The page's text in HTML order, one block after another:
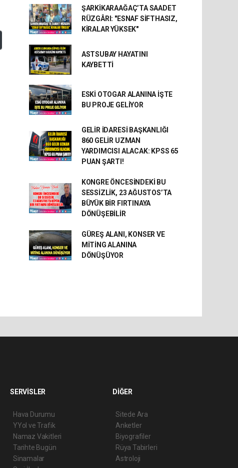
ŞARKİKARAAĞAÇ’TA SAADET
RÜZGÂRI: "ESNAF SİFTHASIZ,
KİRALAR YÜKSEK"
ASTSUBAY HAYATINI
KAYBETTİ
ESKİ OTOGAR ALANINA İŞTE
BU PROJE GELİYOR
GELİR İDARESİ BAŞKANLIĞI
860 GELİR UZMAN
YARDIMCISI ALACAK: KPSS 65
PUAN ŞARTI!
KONGRE ÖNCESİNDEKİ BU
SESSİZLİK, 23 AĞUSTOS’TA
BÜYÜK BİR FIRTINAYA
DÖNÜŞEBİLİR
GÜREŞ ALANI, KONSER VE
MİTİNG ALANINA
DÖNÜŞÜYOR
SERVİSLER
Hava Durumu
YYol ve Trafik
Namaz Vakitleri
Tarihte Bugün
Sinamalar
DİĞER
Sitede Ara
Anketler
Biyografiler
Rüya Tabirleri
Astroloji